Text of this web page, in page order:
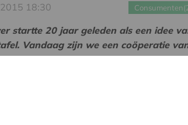
18:30
startte 20 jaar geleden als een idee
Vandaag zijn we een coöperatie
die investeren in 339
van die productiesites waren wij, samen
pelletsfabriek gevestigd in
operationeel, dus een unieke kans en